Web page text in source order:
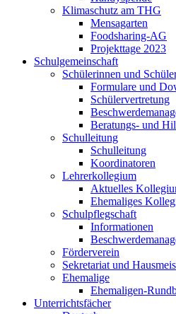
Klimaschutz am THG
Mensagarten
Foodsharing-AG
Projekttage 2023
Schulgemeinschaft
Schülerinnen und
Formulare und
Schülervertretung
Beratungs- und
Schulleitung
Schulleitung
Koordinatoren
Lehrerkollegium
Aktuelles
Ehemaliges
Schulpflegschaft
Informationen
Förderverein
Sekretariat und
Ehemalige
Ehemaligen-
Unterrichtsfächer